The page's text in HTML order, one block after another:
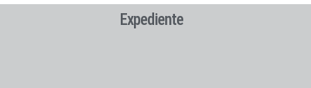
Expediente